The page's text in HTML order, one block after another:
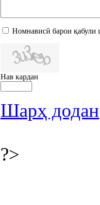
Номнависӣ барои қабули
Нав кардан
Шарҳ додан
?>